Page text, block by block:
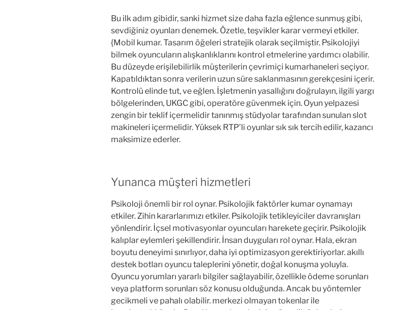
Bu ilk adım gibidir, sanki hizmet size daha fazla eğlence sunmuş gibi,
sevdiğiniz oyunları denemek. Özetle, teşvikler karar vermeyi etkiler.
{Mobil kumar. Tasarım öğeleri stratejik olarak seçilmiştir. Psikolojiyi
bilmek oyuncuların alışkanlıklarını kontrol etmelerine yardımcı olabilir.
Bu düzeyde erişilebilirlik müşterilerin çevrimiçi kumarhaneleri seçiyor.
Kapatıldıktan sonra verilerin uzun süre saklanmasının gerekçesini içerir.
Kontrolü elinde tut, ve eğlen. İşletmenin yasallığını doğrulayın, ilgili yargı
bölgelerinden, UKGC gibi, operatöre güvenmek için. Oyun yelpazesi
zengin bir teklif içermelidir tanınmış stüdyolar tarafından sunulan slot
makineleri içermelidir. Yüksek RTP’li oyunlar sık sık tercih edilir, kazancı
maksimize ederler.
Yunanca müşteri hizmetleri
Psikoloji önemli bir rol oynar. Psikolojik faktörler kumar oynamayı
etkiler. Zihin kararlarımızı etkiler. Psikolojik tetikleyiciler davranışları
yönlendirir. İçsel motivasyonlar oyuncuları harekete geçirir. Psikolojik
kalıplar eylemleri şekillendirir. İnsan duyguları rol oynar. Hala, ekran
boyutu deneyimi sınırlıyor, daha iyi optimizasyon gerektiriyorlar. akıllı
destek botları oyuncu taleplerini yönetir, doğal konuşma yoluyla.
Oyuncu yorumları yararlı bilgiler sağlayabilir, özellikle ödeme sorunları
veya platform sorunları söz konusu olduğunda. Ancak bu yöntemler
gecikmeli ve pahalı olabilir. merkezi olmayan tokenlar ile